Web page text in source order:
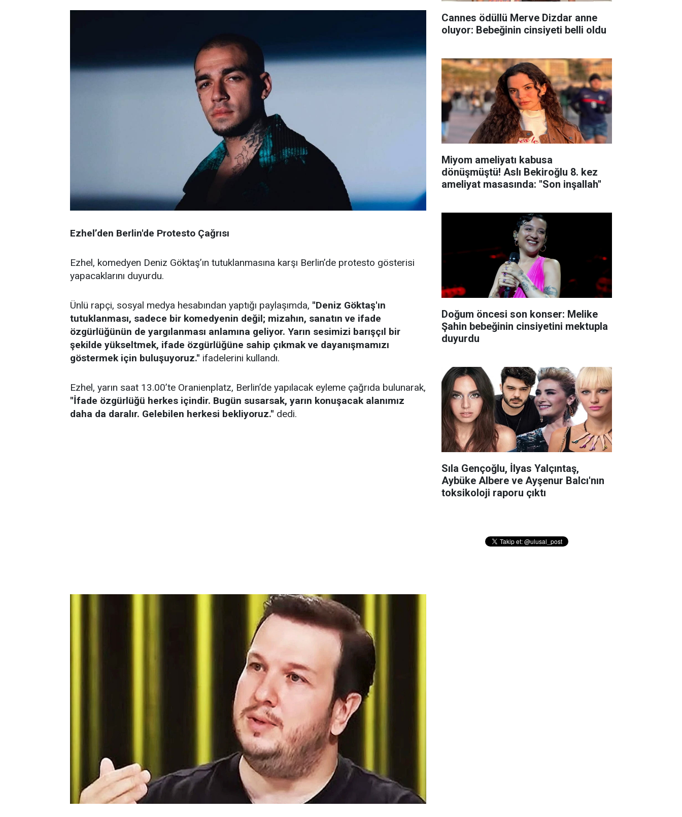
Ezhel’den Berlin'de Protesto Çağrısı
Ezhel, komedyen Deniz Göktaş’ın tutuklanmasına karşı Berlin’de protesto gösterisi
yapacaklarını duyurdu.
Ünlü rapçi, sosyal medya hesabından yaptığı paylaşımda, ''Deniz Göktaş'ın
tutuklanması, sadece bir komedyenin değil; mizahın, sanatın ve ifade
özgürlüğünün de yargılanması anlamına geliyor. Yarın sesimizi barışçıl bir
şekilde yükseltmek, ifade özgürlüğüne sahip çıkmak ve dayanışmamızı
göstermek için buluşuyoruz.'' ifadelerini kullandı.
Ezhel, yarın saat 13.00’te Oranienplatz, Berlin’de yapılacak eyleme çağrıda bulunarak,
''İfade özgürlüğü herkes içindir. Bugün susarsak, yarın konuşacak alanımız
daha da daralır. Gelebilen herkesi bekliyoruz.'' dedi.
Cannes ödüllü Merve Dizdar anne
oluyor: Bebeğinin cinsiyeti belli oldu
Miyom ameliyatı kabusa
dönüşmüştü! Aslı Bekiroğlu 8. kez
ameliyat masasında: ''Son inşallah''
Doğum öncesi son konser: Melike
Şahin bebeğinin cinsiyetini mektupla
duyurdu
Sıla Gençoğlu, İlyas Yalçıntaş,
Aybüke Albere ve Ayşenur Balcı'nın
toksikoloji raporu çıktı